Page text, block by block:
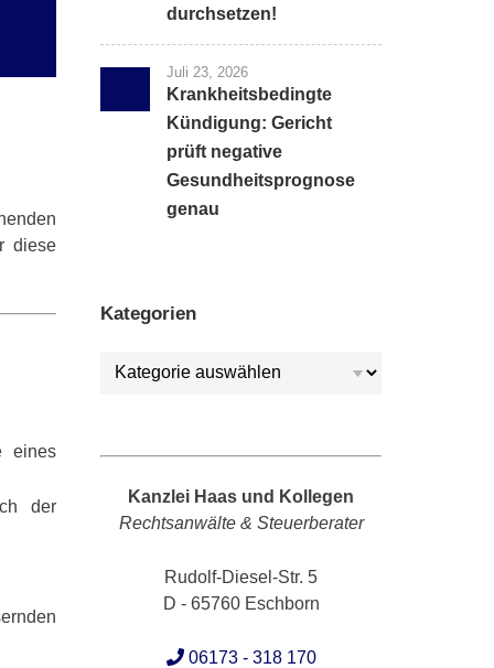
diese
eines
der
durchsetzen!
Juli 23, 2026
Krankheitsbedingte
Kündigung: Gericht
prüft negative
Gesundheitsprognose
genau
Kategorien
Kategorien
Kanzlei Haas und Kollegen
Rechtsanwälte & Steuerberater
Rudolf-Diesel-Str. 5
D - 65760 Eschborn
06173 - 318 170